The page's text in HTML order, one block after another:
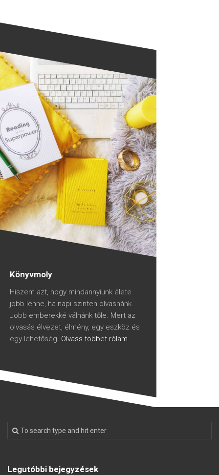
Könyvmoly
Hiszem azt, hogy mindannyiunk élete
jobb lenne, ha napi szinten olvasnánk.
Jobb emberekké válnánk tőle. Mert az
olvasás élvezet, élmény, egy eszköz és
egy lehetőség. Olvass többet rólam...
Legutóbbi bejegyzések